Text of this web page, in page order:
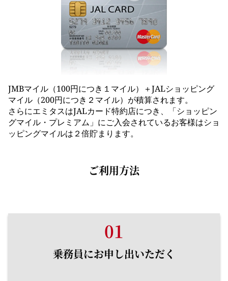
JMBマイル（100円につき１マイル）＋JALショッピング
マイル（200円につき２マイル）が積算されます。
さらにエミタスはJALカード特約店につき、「ショッピン
グマイル・プレミアム」にご入会されているお客様はショ
ッピングマイルは２倍貯まります。
ご利用方法
01
乗務員にお申し出いただく